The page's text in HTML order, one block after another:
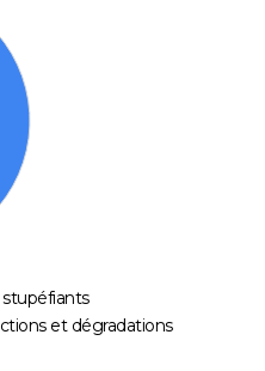
et dégradations